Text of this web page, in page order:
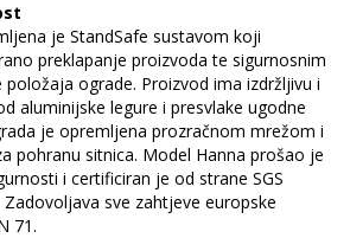
je StandSafe sustavom koji
preklapanje proizvoda te sigurnosnim
ograde. Proizvod ima izdržljivu i
aluminijske legure i presvlake ugodne
je opremljena prozračnom mrežom i
pohranu sitnica. Model Hanna prošao je
i certificiran je od strane SGS
sve zahtjeve europske
71.